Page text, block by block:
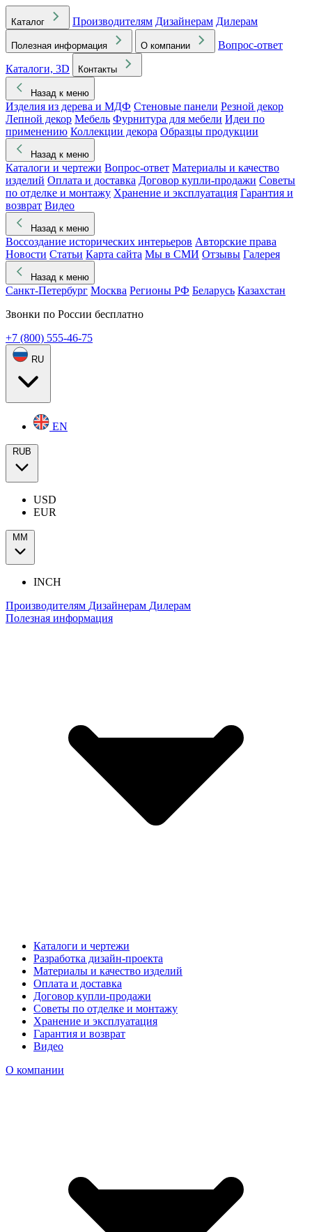
Каталог Производителям Дизайнерам Дилерам
Полезная информация О компании
Вопрос-ответ
Каталоги, 3D
Контакты
Назад к меню
Изделия из дерева и МДФ Стеновые панели Резной декор
Лепной декор Мебель Фурнитура для мебели Идеи по
применению Коллекции декора Образцы продукции
Назад к меню
Каталоги и чертежи Вопрос-ответ Материалы и качество
изделий Оплата и доставка Договор купли-продажи Советы
по отделке и монтажу Хранение и эксплуатация Гарантия и
возврат Видео
Назад к меню
Воссоздание исторических интерьеров Авторские права
Новости Статьи Карта сайта Мы в СМИ Отзывы Галерея
Назад к меню
Санкт-Петербург Москва Регионы РФ Беларусь Казахстан
Звонки по России бесплатно
+7 (800) 555-46-75
RU
EN
RUB
USD
EUR
ММ
INCH
Производителям Дизайнерам Дилерам
Полезная информация
Каталоги и чертежи
Разработка дизайн-проекта
Материалы и качество изделий
Оплата и доставка
Договор купли-продажи
Советы по отделке и монтажу
Хранение и эксплуатация
Гарантия и возврат
Видео
О компании